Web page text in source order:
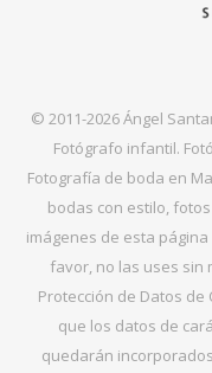
© 2011-2026 Ángel
Fotógrafo infantil.
Fotografía de boda en
bodas con estilo,
imágenes de esta
favor, no las uses sin
Protección de Datos de
que los datos de
quedarán